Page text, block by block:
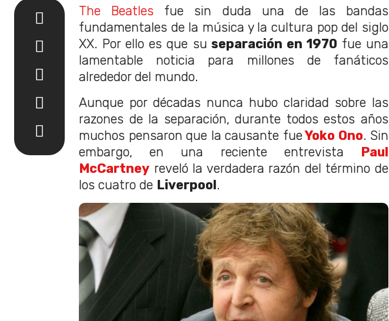
The Beatles fue sin duda una de las bandas
fundamentales de la música y la cultura pop del siglo
XX. Por ello es que su separación en 1970 fue una
lamentable noticia para millones de fanáticos
alrededor del mundo.
Aunque por décadas nunca hubo claridad sobre las
razones de la separación, durante todos estos años
muchos pensaron que la causante fueYoko Ono. Sin
embargo, en una reciente entrevista Paul
McCartney reveló la verdadera razón del término de
los cuatro de Liverpool.